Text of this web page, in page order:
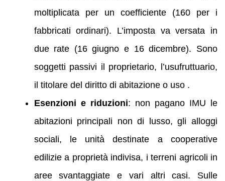
moltiplicata per un coefficiente (160 per i
fabbricati ordinari). L’imposta va versata in
due rate (16 giugno e 16 dicembre). Sono
soggetti passivi il proprietario, l’usufruttuario,
il titolare del diritto di abitazione o uso .
Esenzioni e riduzioni: non pagano IMU le
abitazioni principali non di lusso, gli alloggi
sociali, le unità destinate a cooperative
edilizie a proprietà indivisa, i terreni agricoli in
aree svantaggiate e vari altri casi. Sulle